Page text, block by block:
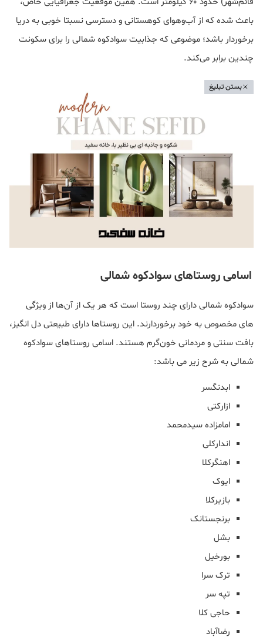
باعث شده که از آب‌وهوای کوهستانی و دسترسی نسبتا خوبی به دریا
برخوردار باشد؛ موضوعی که جذابیت سوادکوه شمالی را برای سکونت
چندین برابر می‌کند.
بستن تبلیغ
اسامی روستاهای سوادکوه شمالی
سوادکوه شمالی دارای چند روستا است که هر یک از آن‌ها از ویژگی
های مخصوص به خود برخوردارند. این روستاها دارای طبیعتی دل انگیز،
بافت سنتی و مردمانی خون‌گرم هستند. اسامی روستاهای سوادکوه
شمالی به شرح زیر می باشد:
ابدنگسر
ازارکتی
امامزاده سیدمحمد
اندارکلی
اهنگرکلا
ایوک
بازیرکلا
برنجستانک
بشل
بورخیل
ترک سرا
تپه سر
حاجی کلا
رضاآباد